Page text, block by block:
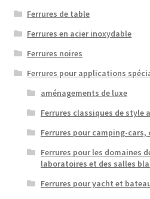
Ferrures de table
Ferrures en acier inoxydable
Ferrures noires
Ferrures pour applications
aménagements de luxe
Ferrures classiques de style
Ferrures pour camping-cars,
Ferrures pour les domaines
laboratoires et des salles
Ferrures pour yacht et